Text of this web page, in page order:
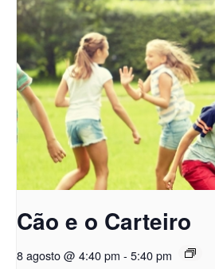
Cão e o Carteiro
8 agosto @ 4:40 pm - 5:40 pm